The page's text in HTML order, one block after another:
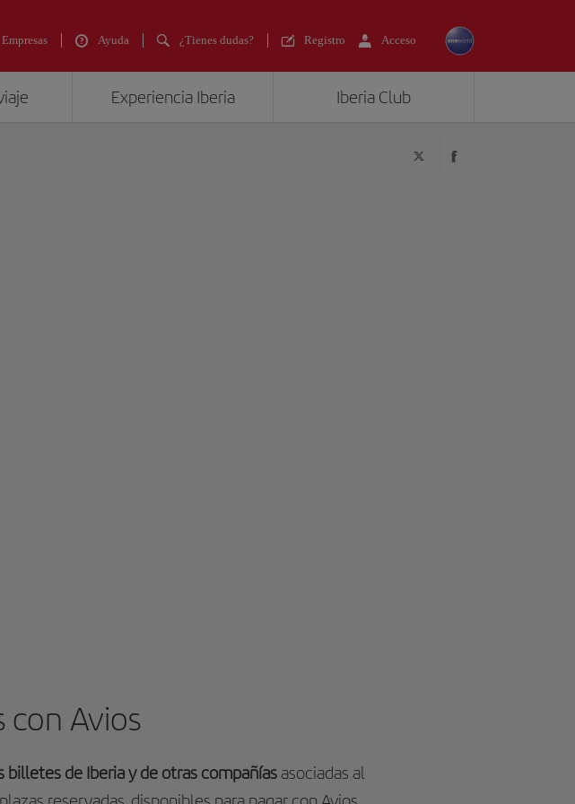
Empresas Ayuda ¿Tienes dudas? Registro Acceso
Experiencia Iberia Iberia Club
con Avios
billetes de Iberia y de otras compañíasasociadas al